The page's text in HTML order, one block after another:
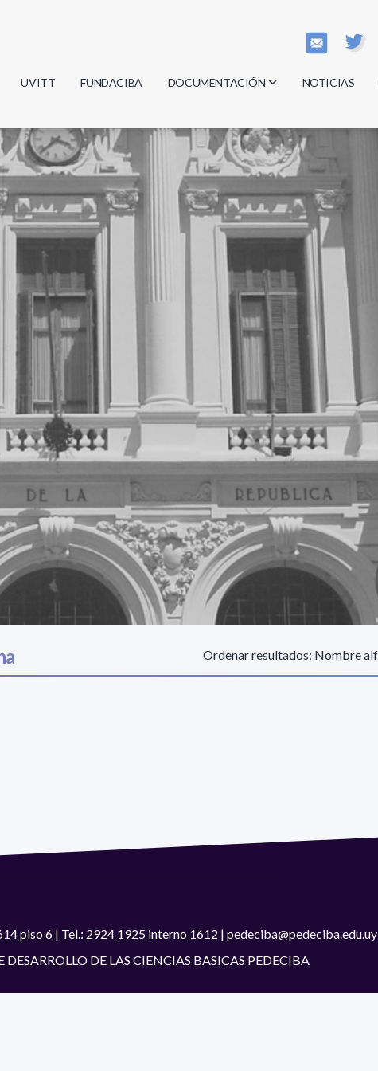
UVITT FUNDACIBA DOCUMENTACIÓN
Actas
Reglamentos
Documentos
NOTICIAS
Ordenar resultados: Nombre
piso 6 | Tel.: 2924 1925 interno 1612 | pedeciba@pedeciba.edu.uy
DE LAS CIENCIAS BASICAS PEDECIBA